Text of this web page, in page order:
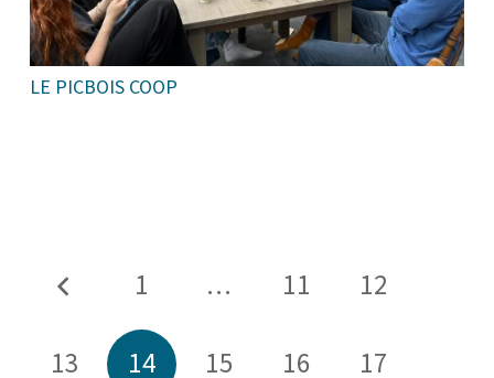
LE PICBOIS COOP
1 … 11
12
13
14 15 16 17